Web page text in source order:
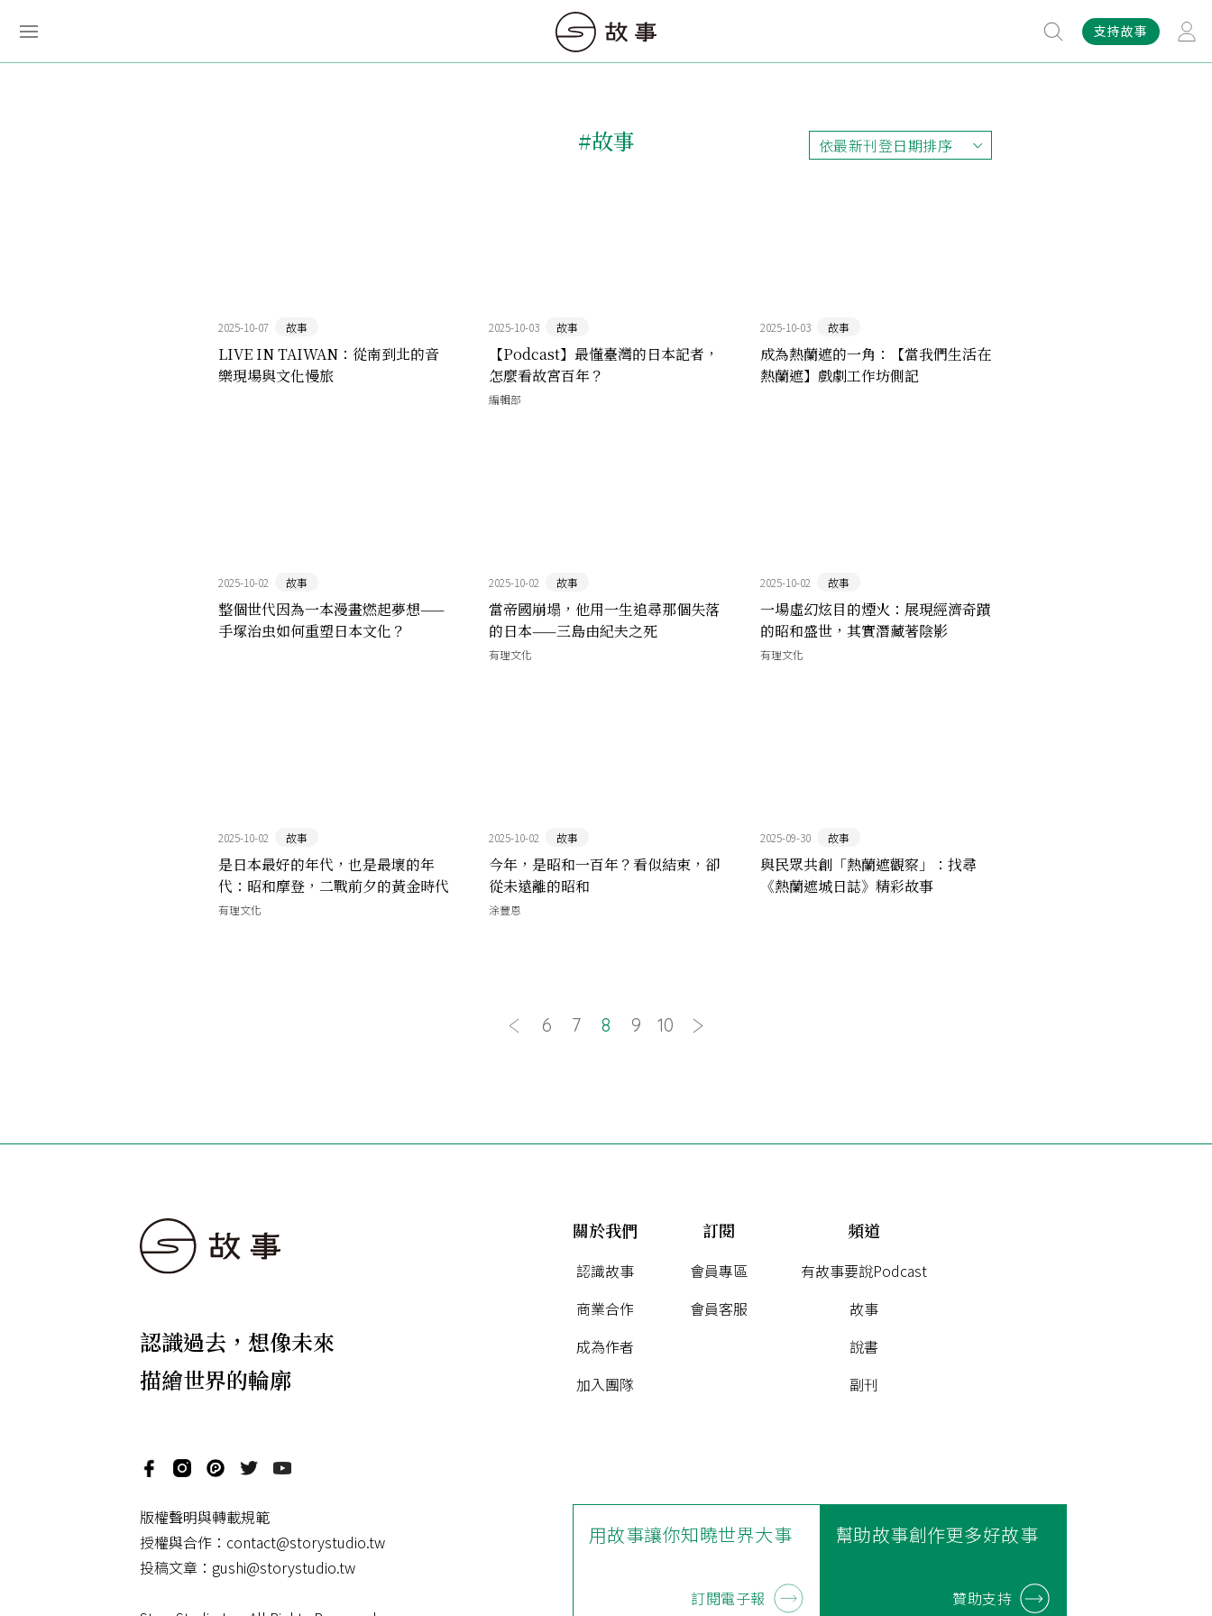
支持故事
#故事 依最新刊登日期排序
依最新刊登日期排序
2025-10-07 故事
LIVE IN TAIWAN：從南到北的音
樂現場與文化慢旅
2025-10-03 故事
【Podcast】最懂臺灣的日本記者，
怎麼看故宮百年？
編輯部
2025-10-03 故事
成為熱蘭遮的一角：【當我們生活在
熱蘭遮】戲劇工作坊側記
2025-10-02 故事
整個世代因為一本漫畫燃起夢想——
手塚治虫如何重塑日本文化？
2025-10-02 故事
當帝國崩塌，他用一生追尋那個失落
的日本——三島由紀夫之死
有理文化
2025-10-02 故事
一場虛幻炫目的煙火：展現經濟奇蹟
的昭和盛世，其實潛藏著陰影
有理文化
2025-10-02 故事
是日本最好的年代，也是最壞的年
代：昭和摩登，二戰前夕的黃金時代
有理文化
2025-10-02 故事
今年，是昭和一百年？看似結束，卻
從未遠離的昭和
涂豐恩
2025-09-30 故事
與民眾共創「熱蘭遮觀察」：找尋
《熱蘭遮城日誌》精彩故事
6 7 8 9 10
認識過去，想像未來
描繪世界的輪廓
關於我們
認識故事
商業合作
成為作者
加入團隊
訂閱
會員專區
會員客服
頻道
有故事要說Podcast
故事
說書
副刊
版權聲明與轉載規範
授權與合作： contact@storystudio.tw
投稿文章： gushi@storystudio.tw
用故事讓你知曉世界大事
訂閱電子報
幫助故事創作更多好故事
贊助支持